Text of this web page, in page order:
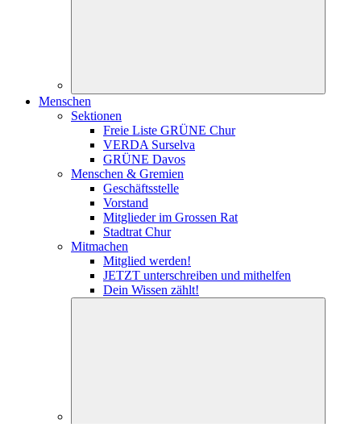
Menschen
Sektionen
Freie Liste GRÜNE Chur
VERDA Surselva
GRÜNE Davos
Menschen & Gremien
Geschäftsstelle
Vorstand
Mitglieder im Grossen Rat
Stadtrat Chur
Mitmachen
Mitglied werden!
JETZT unterschreiben und mithelfen
Dein Wissen zählt!